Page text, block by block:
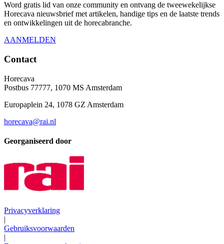
Word gratis lid van onze community en ontvang de tweewekelijkse
Horecava nieuwsbrief met artikelen, handige tips en de laatste trends
en ontwikkelingen uit de horecabranche.
AANMELDEN
Contact
Horecava
Postbus 77777, 1070 MS Amsterdam
Europaplein 24, 1078 GZ Amsterdam
horecava@rai.nl
Georganiseerd door
Privacyverklaring
|
Gebruiksvoorwaarden
|